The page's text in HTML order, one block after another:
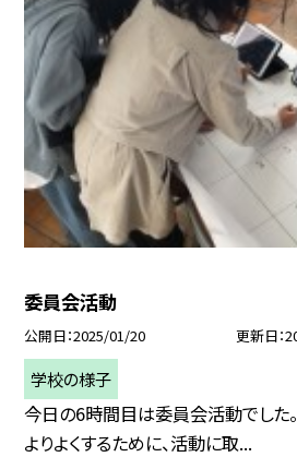
委員会活動
公開日 2025/01/20 更新日
学校の様子
今日の6時間目は委員会活動でした
よりよくするために、活動に取...